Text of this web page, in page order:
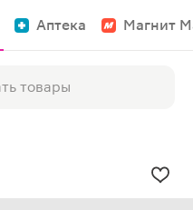
Аптека Магнит